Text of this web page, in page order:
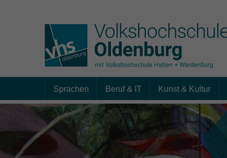
Skip to main content
Sprachen Beruf & IT Kunst & Kultur